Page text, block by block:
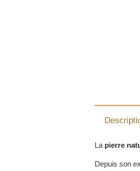
La pierre
Depuis son